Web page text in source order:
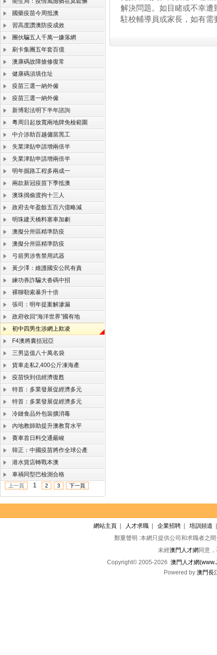
國藥疫苗今周抵澳
習高度讚澳防疫成效
團伙騙五人千萬一嫌落網
刷卡集團五年套百億
澳康碼故障搶修復常
健康碼須填住址
疫苗三選一納外僱
疫苗三選一納外僱
新博彩法明下半年諮詢
粵周日起放寬兩地牌免檢範圍
中介涉助百越傭當黑工
失業津貼申請增兩倍半
失業津貼申請增兩倍半
明年掘路工程多兩成一
兩款新冠疫苗下季抵澳
澳珠搗偷渡拘十三人
政府去年盈餘五百六億略減
明珠建天橋料塞車加劇
澳擬分卅區精準防疫
澳擬分卅區精準防疫
弓箭男涉售禁用武器
黃少澤：維護國安公民有責
練功券詐騙大沓碼中招
裸聊勒索暴升十倍
張司：明年提案解滲漏
政府收回“海洋世界”國有地
初中四男生涉網上欺凌
F4澳將囊括冠亞
三男盜值八十萬名袋
貨車走私2,400公斤凍海產
疫苗快到信經濟復甦
特首：多業發展促經濟多元
特首：多業發展促經濟多元
冷鏈食品外包裝擴消毒
內地教師助提升澳教育水平
賽車首日料交通嚴峻
韓正：中國疫苗將作全球公產
港水貨店轉戰本澳
車禍同型巴檢測合格
上一頁 1 2 3 下一頁
解決問題。如目睹或不幸
駐校輔導員或家長，如有需
網站主頁 人才求職 企業招聘 培訓頻道
鄭重聲明 :本網只提供公司和求職者之
未經澳門人才網 同意
Copyright© 2005-2026 澳門人才網
Powered by 澳門長